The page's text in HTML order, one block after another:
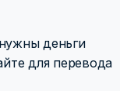
деньги
для перевода